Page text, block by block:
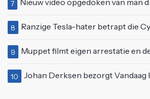
7 Nieuw video opgedoken van man die in
8 Ranzige Tesla-hater betrapt die Cybertruck op een
9 Muppet filmt eigen arrestatie en denkt agenten te kunnen laten
10 Johan Derksen bezorgt Vandaag Inside-tafel rode oortjes met vuig